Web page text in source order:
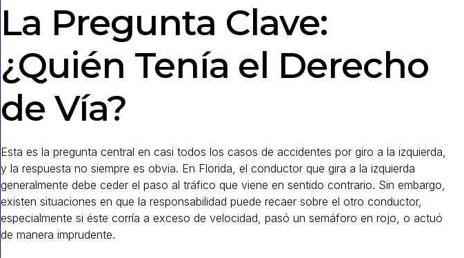
La Pregunta Clave:
¿Quién Tenía el Derecho
de Vía?
Esta es la pregunta central en casi todos los casos de accidentes por giro a la izquierda,
y la respuesta no siempre es obvia. En Florida, el conductor que gira a la izquierda
generalmente debe ceder el paso al tráfico que viene en sentido contrario. Sin embargo,
existen situaciones en que la responsabilidad puede recaer sobre el otro conductor,
especialmente si éste corría a exceso de velocidad, pasó un semáforo en rojo, o actuó
de manera imprudente.